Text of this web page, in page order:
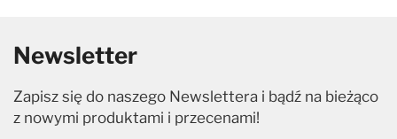
Newsletter
Zapisz się do naszego Newslettera i bądź na bieżąco
z nowymi produktami i przecenami!